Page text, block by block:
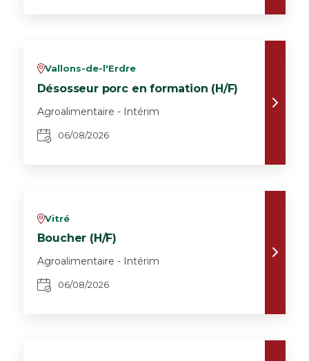
vVallons-de-l'Erdre
Désosseur porc en formation (H/F)
Agroalimentaire - Intérim
06/08/2026
vVitré
Boucher (H/F)
Agroalimentaire - Intérim
06/08/2026